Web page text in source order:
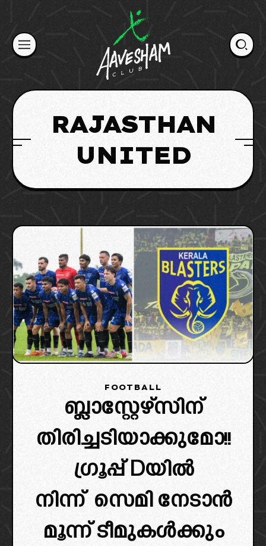
content
RAJASTHAN
UNITED
FOOTBALL
ബ്ലാസ്റ്റേഴ്‌സിന്
തിരിച്ചടിയാക്കുമോ!!
ഗ്രൂപ്പ്‌ Dയിൽ
നിന്ന് സെമി നേടാൻ
മൂന്ന് ടീമുകൾക്കും